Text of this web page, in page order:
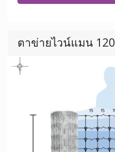
ตาข่ายไวน์แมน 120